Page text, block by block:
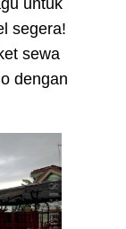
untuk
segera!
sewa
dengan